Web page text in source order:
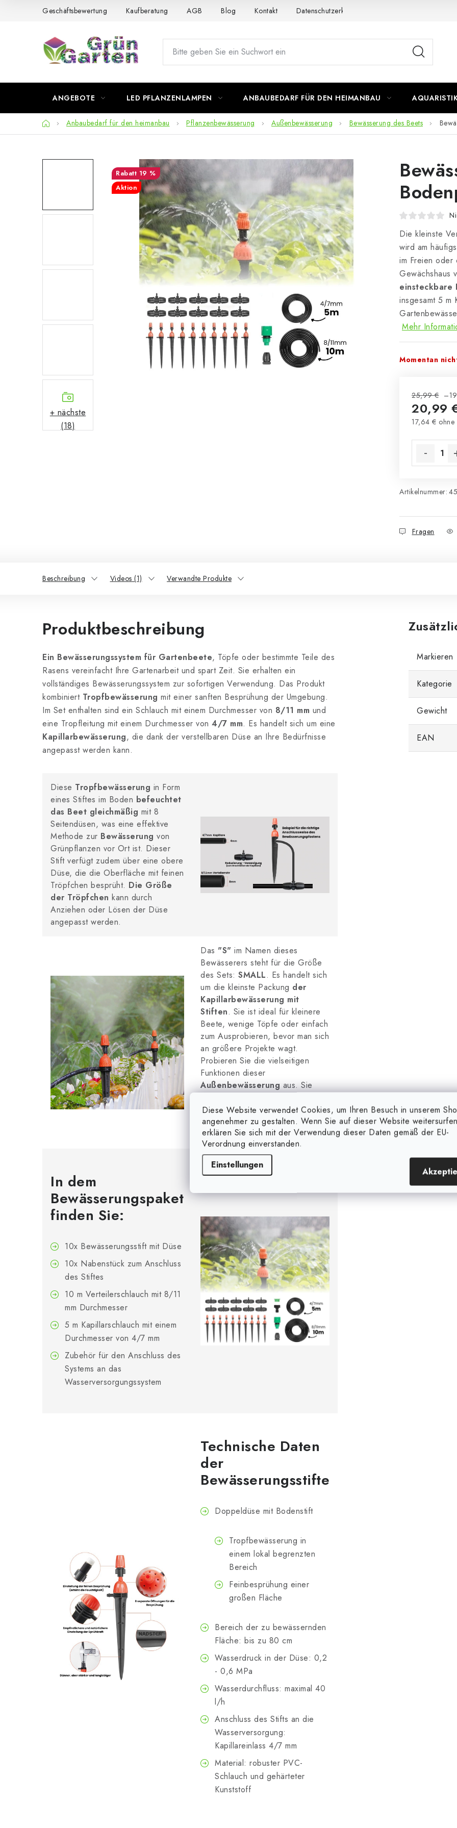
Diese Website verwendet Cookies, um Ihren Besuch in unserem
angenehmer zu gestalten. Wenn Sie auf dieser Website
erklären Sie sich mit der Verwendung dieser Daten gemäß der EU-
Verordnung einverstanden.
Einstellungen
Geschäftsbewertung Kaufberatung AGB Blog Kontakt Datenschutzerklärung
ANGEBOTE LED PFLANZENLAMPEN ANBAUBEDARF FÜR DEN HEIMANBAU
StartseiteAnbaubedarf für den heimanbau Pflanzenbewässerung Außenbewässerung Bewässerung des Beets
+ nächste
(18)
Die kleinste
wird am
im Freien oder
Gewächshaus
einsteckbare
insgesamt 5 m
Mehr
Momentan
25,99 €
20,99
17,64 € ohne
Artikelnummer:
Fragen
19 %
Aktion
Beschreibung Videos (1) Verwandte Produkte
Produktbeschreibung
Ein Bewässerungssystem für Gartenbeete, Töpfe oder bestimmte Teile des
Rasens vereinfacht Ihre Gartenarbeit und spart Zeit. Sie erhalten ein
vollständiges Bewässerungssystem zur sofortigen Verwendung. Das Produkt
kombiniert Tropfbewässerung mit einer sanften Besprühung der Umgebung.
Im Set enthalten sind ein Schlauch mit einem Durchmesser von 8/11 mm und
eine Tropfleitung mit einem Durchmesser von 4/7 mm. Es handelt sich um eine
Kapillarbewässerung, die dank der verstellbaren Düse an Ihre Bedürfnisse
angepasst werden kann.
Diese Tropfbewässerung in Form
eines Stiftes im Boden befeuchtet
das Beet gleichmäßig mit 8
Seitendüsen, was eine effektive
Methode zur Bewässerung von
Grünpflanzen vor Ort ist. Dieser
Stift verfügt zudem über eine obere
Düse, die die Oberfläche mit feinen
Tröpfchen besprüht. Die Größe
der Tröpfchen kann durch
Anziehen oder Lösen der Düse
angepasst werden.
Das "S" im Namen dieses
Bewässerers steht für die Größe
des Sets: SMALL. Es handelt sich
um die kleinste Packung der
Kapillarbewässerung mit
Stiften. Sie ist ideal für kleinere
Beete, wenige Töpfe oder einfach
zum Ausprobieren, bevor man sich
an größere Projekte wagt.
Probieren Sie die vielseitigen
Funktionen dieser
Außenbewässerungaus. Sie
die Bewässerung verwendet
werden sollen und die Intensität
der Bewässerung.
In dem
Bewässerungspaket
finden Sie:
10x Bewässerungsstift mit Düse
10x Nabenstück zum Anschluss
des Stiftes
10 m Verteilerschlauch mit 8/11
mm Durchmesser
5 m Kapillarschlauch mit einem
Durchmesser von 4/7 mm
Zubehör für den Anschluss des
Systems an das
Wasserversorgungssystem
Technische Daten
der
Bewässerungsstifte
Doppeldüse mit Bodenstift
Tropfbewässerung in
einem lokal begrenzten
Bereich
Feinbesprühung einer
großen Fläche
Bereich der zu bewässernden
Fläche: bis zu 80 cm
Wasserdruck in der Düse: 0,2
- 0,6 MPa
Wasserdurchfluss: maximal 40
l/h
Anschluss des Stifts an die
Wasserversorgung:
Kapillareinlass 4/7 mm
Material: robuster PVC-
Schlauch und gehärteter
Kunststoff
Markieren
Kategorie
Gewicht
EAN